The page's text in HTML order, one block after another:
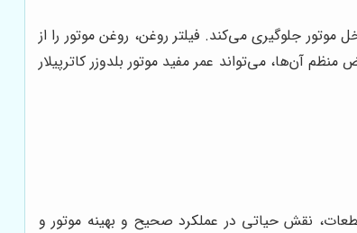
موتور جلوگیری می‌کند. فیلتر روغن، روغن موتور را از
آن‌ها، می‌تواند عمر مفید موتور بلدوزر کاترپیلار
نقش حیاتی در عملکرد صحیح و بهینه موتور و